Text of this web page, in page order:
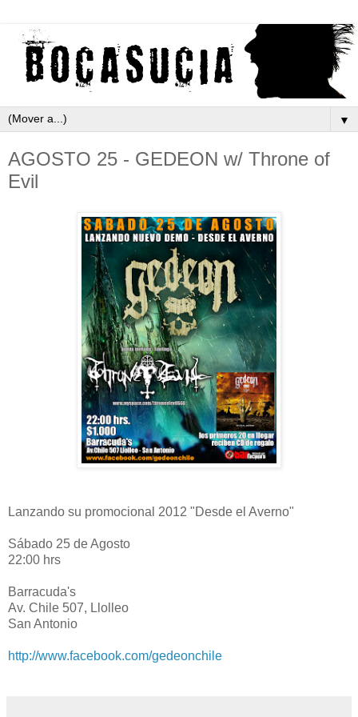
▼
AGOSTO 25 - GEDEON w/ Throne of
Evil
Lanzando su promocional 2012 "Desde el Averno"
Sábado 25 de Agosto
22:00 hrs
Barracuda's
Av. Chile 507, Llolleo
San Antonio
http://www.facebook.com/gedeonchile